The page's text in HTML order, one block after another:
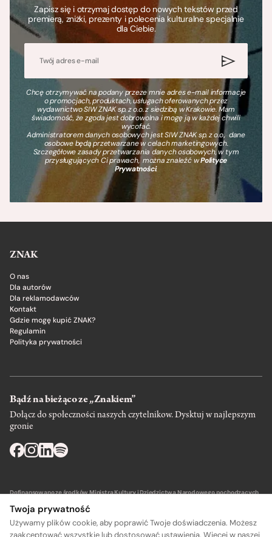
Zapisz się i otrzymaj dostęp do nowych tekstów przed
premierą, zniżki, prezenty i polecenia kulturalne specjalnie
dla Ciebie.
Chcę otrzymywać na podany przeze mnie adres e-mail informacje
o promocjach, produktach, usługach oferowanych przez
wydawnictwo SIW ZNAK sp. z o.o. z siedzibą w Krakowie. Mam
świadomość, że zgoda jest dobrowolna i mogę ją w każdej chwili
wycofać.
Administratorem danych osobowych jest SIW ZNAK sp. z o.o., dane
osobowe będą przetwarzane w celach marketingowych.
Szczegółowe zasady przetwarzania danych osobowych, w tym
przysługujących Ci prawach, można znaleźć wPolityce
Prywatności.
ZNAK
O nas
Dla autorów
Dla reklamodawców
Kontakt
Gdzie mogę kupić ZNAK?
Regulamin
Polityka prywatności
Bądź na bieżąco ze „Znakiem”
Dołącz do społeczności naszych czytelnikow. Dysktuj w najlepszym
gronie
Dofinansowano ze środków Ministra Kultury i Dziedzictwa Narodowego pochodzących
Twoja prywatność
Używamy plików cookie, aby poprawić Twoje doświadczenia. Możesz
zaakceptować wszystkie lub dostosować ustawienia. Więcej w naszej